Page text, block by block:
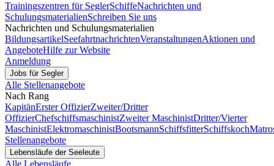
Trainingszentren für SeglerSchiffeNachrichten und
SchulungsmaterialienSchreiben Sie uns
Nachrichten und Schulungsmaterialien
BildungsartikelSeefahrtnachrichtenVeranstaltungenAktionen und
AngeboteHilfe zur Website
Anmeldung
Jobs für Segler
Alle Stellenangebote
Nach Rang
KapitänErster OffizierZweiter/Dritter
OffizierChefschiffsmaschinistZweiter MaschinistDritter/Vierter
MaschinistElektromaschinistBootsmannSchiffsfitterSchiffskoch
Stellenangebote
Lebensläufe der Seeleute
Alle Lebensläufe